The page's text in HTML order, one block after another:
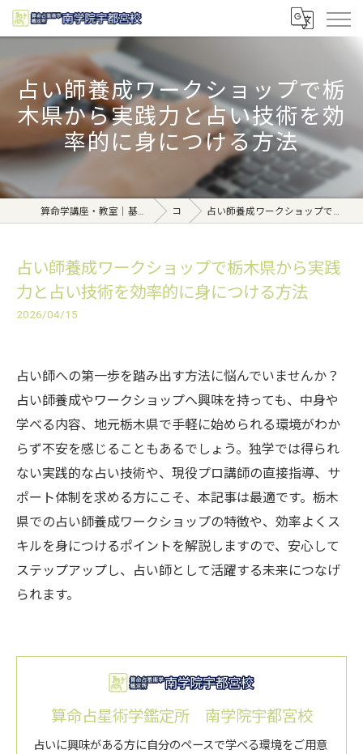
占い師養成ワークショップで栃
木県から実践力と占い技術を効
率的に身につける方法
算命学講座・教室｜基礎から学べる東京日本橋【日本橋南学院】 コラム 占い師養成ワークショップで栃木県から実践力と占い技術を効率的に身につける方法
占い師養成ワークショップで栃木県から実践
力と占い技術を効率的に身につける方法
2026/04/15
占い師への第一歩を踏み出す方法に悩んでいませんか？
占い師養成やワークショップへ興味を持っても、中身や
学べる内容、地元栃木県で手軽に始められる環境がわか
らず不安を感じることもあるでしょう。独学では得られ
ない実践的な占い技術や、現役プロ講師の直接指導、サ
ポート体制を求める方にこそ、本記事は最適です。栃木
県での占い師養成ワークショップの特徴や、効率よくス
キルを身につけるポイントを解説しますので、安心して
ステップアップし、占い師として活躍する未来につなげ
られます。
算命占星術学鑑定所 南学院宇都宮校
占いに興味がある方に自分のペースで学べる環境をご用意